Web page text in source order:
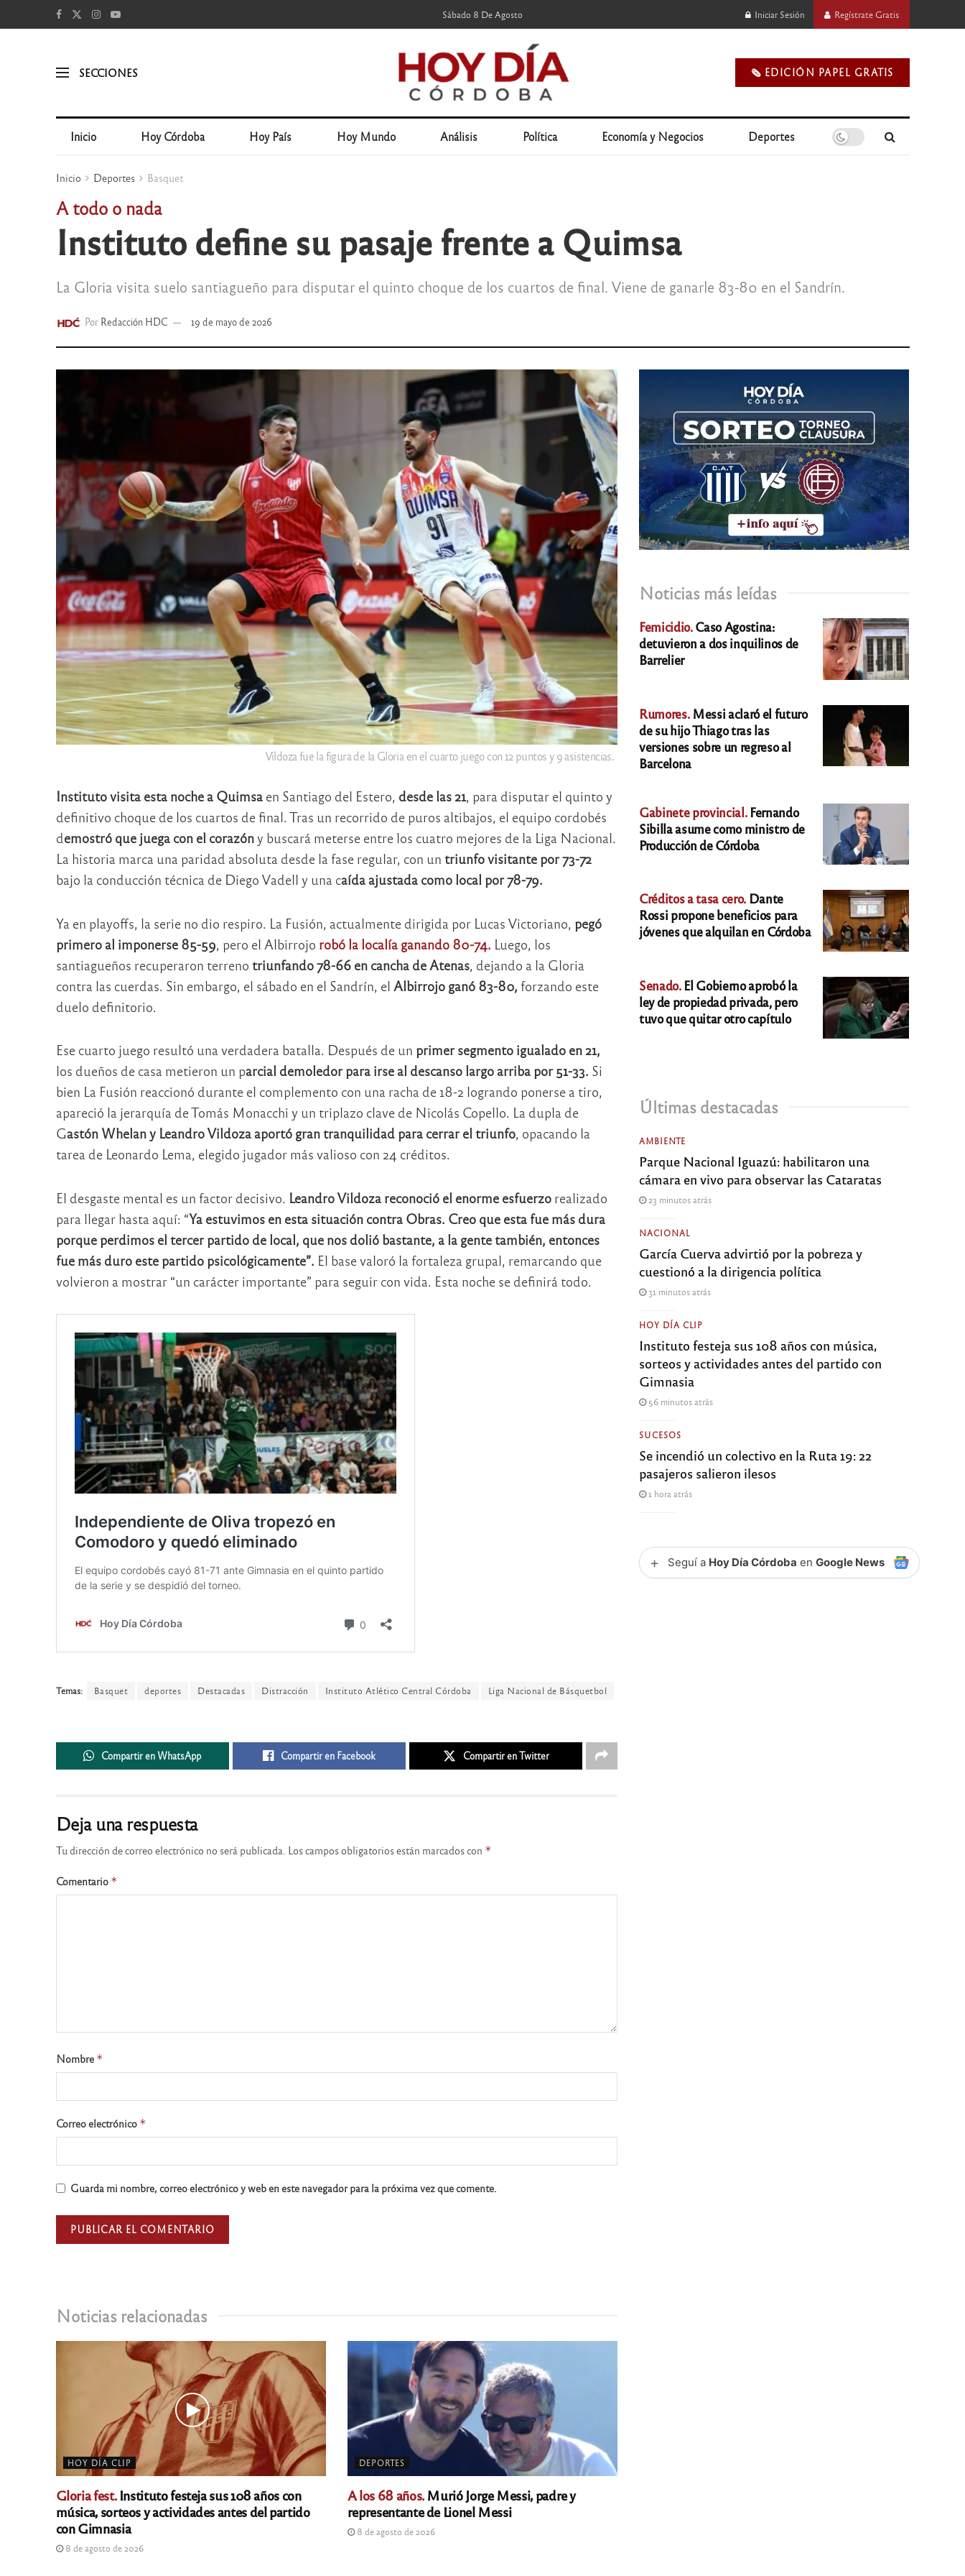
Sábado 8 De Agosto Iniciar Sesión Regístrate Gratis
SECCIONES 🗞️ EDICIÓN PAPEL GRATIS
Inicio Hoy Córdoba Hoy País Hoy Mundo Análisis Política Economía y Negocios Deportes
Inicio Deportes Basquet
A todo o nada
Instituto define su pasaje frente a Quimsa
La Gloria visita suelo santiagueño para disputar el quinto choque de los cuartos de final. Viene de ganarle 83-80 en el Sandrín.
Por Redacción HDC 19 de mayo de 2026
Vildoza fue la figura de la Gloria en el cuarto juego con 12 puntos y 9 asistencias.
Instituto visita esta noche a Quimsaen Santiago del Estero, desde las 21, para disputar el quinto y
definitivo choque de los cuartos de final. Tras un recorrido de puros altibajos, el equipo cordobés
demostró que juega con el corazóny buscará meterse entre los cuatro mejores de la Liga Nacional.
La historia marca una paridad absoluta desde la fase regular, con un triunfo visitante por 73-72
bajo la conducción técnica de Diego Vadell y una caída ajustada como local por 78-79.
Ya en playoffs, la serie no dio respiro. La Fusión, actualmente dirigida por Lucas Victoriano, pegó
primero al imponerse 85-59, pero el Albirrojo robó la localía ganando 80-74. Luego, los
santiagueños recuperaron terreno triunfando 78-66 en cancha de Atenas, dejando a la Gloria
contra las cuerdas. Sin embargo, el sábado en el Sandrín, el Albirrojo ganó 83-80, forzando este
duelo definitorio.
Ese cuarto juego resultó una verdadera batalla. Después de un primer segmento igualado en 21,
los dueños de casa metieron un parcial demoledor para irse al descanso largo arriba por 51-33. Si
bien La Fusión reaccionó durante el complemento con una racha de 18-2 logrando ponerse a tiro,
apareció la jerarquía de Tomás Monacchi y un triplazo clave de Nicolás Copello. La dupla de
Gastón Whelan y Leandro Vildoza aportó gran tranquilidad para cerrar el triunfo, opacando la
tarea de Leonardo Lema, elegido jugador más valioso con 24 créditos.
El desgaste mental es un factor decisivo. Leandro Vildoza reconoció el enorme esfuerzorealizado
para llegar hasta aquí: “Ya estuvimos en esta situación contra Obras. Creo que esta fue más dura
porque perdimos el tercer partido de local, que nos dolió bastante, a la gente también, entonces
fue más duro este partido psicológicamente”. El base valoró la fortaleza grupal, remarcando que
volvieron a mostrar “un carácter importante” para seguir con vida. Esta noche se definirá todo.
Temas: Basquet deportes Destacadas Distracción Instituto Atlético Central Córdoba Liga Nacional de Básquetbol
Compartir en WhatsApp Compartir en Facebook Compartir en Twitter
Noticias relacionadas
HOY DÍA CLIP
Gloria fest.Instituto festeja sus 108 años con
música, sorteos y actividades antes del partido
con Gimnasia
8 de agosto de 2026
DEPORTES
A los 68 años.Murió Jorge Messi, padre y
representante de Lionel Messi
8 de agosto de 2026
Deja una respuesta
Tu dirección de correo electrónico no será publicada. Los campos obligatorios están marcados con *
Comentario *
Nombre *
Correo electrónico *
Guarda mi nombre, correo electrónico y web en este navegador para la próxima vez que comente.
Noticias más leídas
Femicidio.Caso Agostina:
detuvieron a dos inquilinos de
Barrelier
Rumores.Messi aclaró el futuro
de su hijo Thiago tras las
versiones sobre un regreso al
Barcelona
Gabinete provincial.Fernando
Sibilla asume como ministro de
Producción de Córdoba
Créditos a tasa cero. Dante
Rossi propone beneficios para
jóvenes que alquilan en Córdoba
Senado.El Gobierno aprobó la
ley de propiedad privada, pero
tuvo que quitar otro capítulo
Últimas destacadas
AMBIENTE
Parque Nacional Iguazú: habilitaron una
cámara en vivo para observar las Cataratas
23 minutos atrás
NACIONAL
García Cuerva advirtió por la pobreza y
cuestionó a la dirigencia política
31 minutos atrás
HOY DÍA CLIP
Instituto festeja sus 108 años con música,
sorteos y actividades antes del partido con
Gimnasia
56 minutos atrás
SUCESOS
Se incendió un colectivo en la Ruta 19: 22
pasajeros salieron ilesos
1 hora atrás
+ Seguí a Hoy Día Córdoba enGoogle News